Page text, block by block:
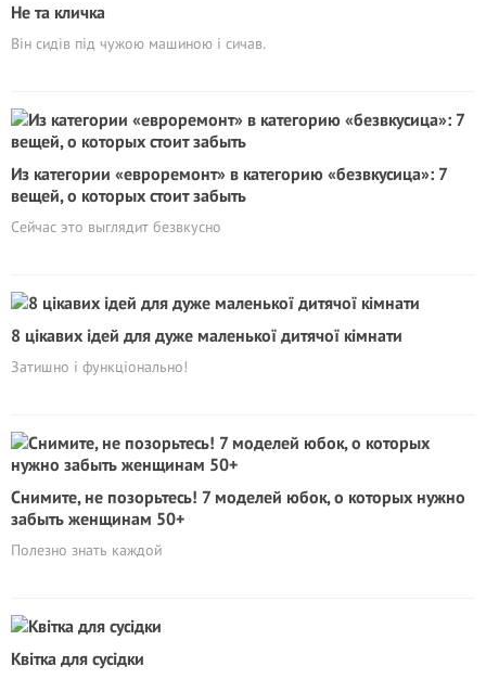
Не та кличка
Він сидів під чужою машиною і сичав.
Из категории «евроремонт» в категорию «безвкусица»: 7
вещей, о которых стоит забыть
Сейчас это выглядит безвкусно
8 цікавих ідей для дуже маленької дитячої кімнати
Затишно і функціонально!
Снимите, не позорьтесь! 7 моделей юбок, о которых нужно
забыть женщинам 50+
Полезно знать каждой
Квітка для сусідки